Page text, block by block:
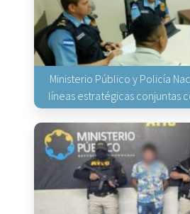
Ministerio Público y Policía
líneas estratégicas conjuntas